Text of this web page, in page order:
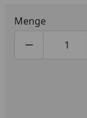
Menge